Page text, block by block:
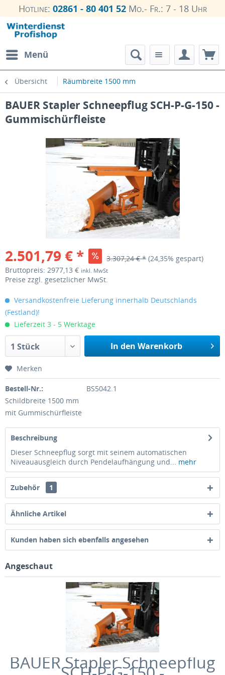
Hotline: 02861 - 80 401 52Mo.- Fr.: 7 - 18 Uhr
Menü
Übersicht Räumbreite 1500 mm
BAUER Stapler Schneepflug SCH-P-G-150 -
Gummischürfleiste
2.501,79 € * 3.307,24 € * (24,35% gespart)
Bruttopreis: 2977,13 € inkl. MwSt
Preise zzgl. gesetzlicher MwSt.
Versandkostenfreie Lieferung innerhalb Deutschlands
(Festland)!
Lieferzeit 3 - 5 Werktage
1 Stück In den Warenkorb
Merken
Bestell-Nr.:
BS5042.1
Schildbreite 1500 mm
mit Gummischürfleiste
Beschreibung
Dieser Schneepflug sorgt mit seinem automatischen
Niveauausgleich durch Pendelaufhängung und... mehr
Zubehör 1
Ähnliche Artikel
Kunden haben sich ebenfalls angesehen
Angeschaut
BAUER Stapler Schneepflug